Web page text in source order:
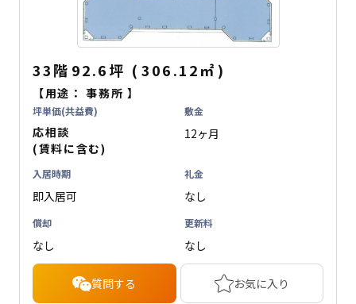
33階 92.6坪 ( 306.12㎡ )
【用途：事務所 】
坪単価(共益費)
応相談
(賃料に含む)
敷金
12ヶ月
入居時期
即入居可
礼金
なし
償却
なし
更新料
なし
質問する お気に入り